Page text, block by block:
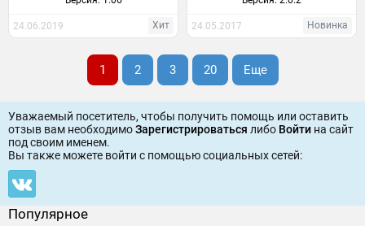
24.06.2019 Хит 24.05.2017 Новинка
1 2 3 20 Еще
Уважаемый посетитель, чтобы получить помощь или оставить
отзыв вам необходимоЗарегистрироваться либо Войти на сайт
под своим именем.
Вы также можете войти c помощью социальных сетей:
Популярное